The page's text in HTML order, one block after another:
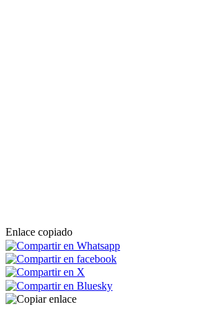
Enlace copiado